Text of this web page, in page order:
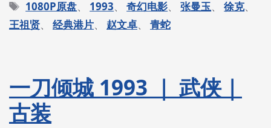
标
签
1080P原盘、 1993、奇幻电影、张曼玉、徐克、
王祖贤、 经典港片、 赵文卓、 青蛇
一刀倾城 1993 ｜ 武侠｜
古装